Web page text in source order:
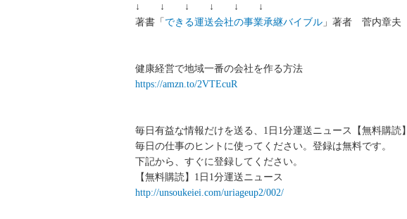
↓ ↓ ↓ ↓ ↓ ↓
著書「 できる運送会社の事業承継バイブル 」著者 菅内章夫
健康経営で地域一番の会社を作る方法
https://amzn.to/2VTEcuR
毎日有益な情報だけを送る、1日1分運送ニュース【無料購読】
毎日の仕事のヒントに使ってください。登録は無料です。
下記から、すぐに登録してください。
【無料購読】1日1分運送ニュース
http://unsoukeiei.com/uriageup2/002/